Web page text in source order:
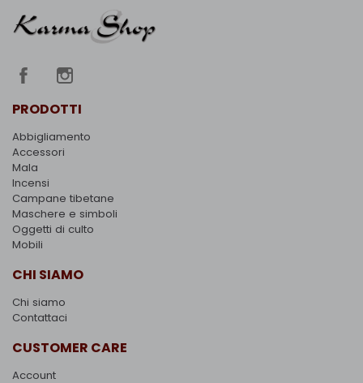
PRODOTTI
Abbigliamento
Accessori
Mala
Incensi
Campane tibetane
Maschere e simboli
Oggetti di culto
Mobili
CHI SIAMO
Chi siamo
Contattaci
CUSTOMER CARE
Account